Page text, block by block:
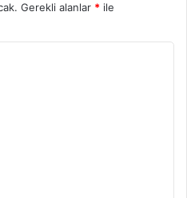
Gerekli alanlar * ile